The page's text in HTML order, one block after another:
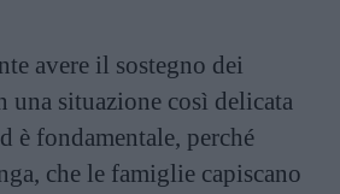
avere il sostegno dei
una situazione così delicata
è fondamentale, perché
che le famiglie capiscano